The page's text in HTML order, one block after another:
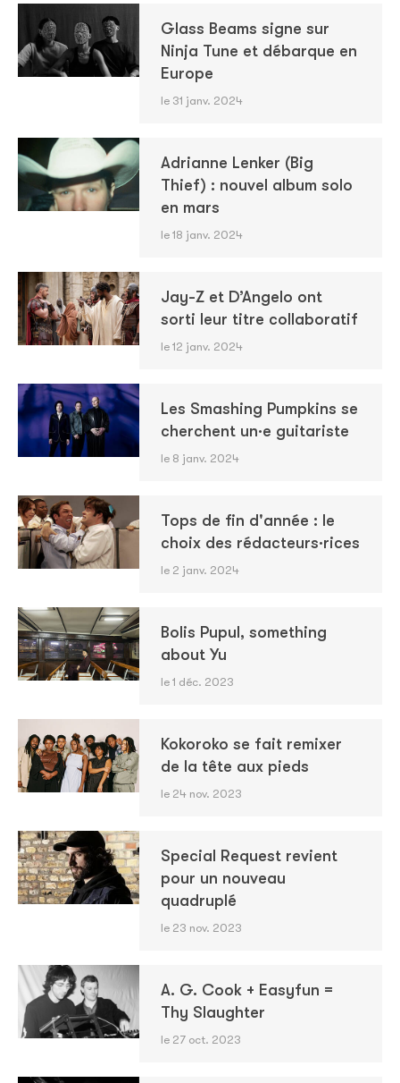
Glass Beams signe sur
Ninja Tune et débarque en
Europe
le 31 janv. 2024
Adrianne Lenker (Big
Thief) : nouvel album solo
en mars
le 18 janv. 2024
Jay-Z et D’Angelo ont
sorti leur titre collaboratif
le 12 janv. 2024
Les Smashing Pumpkins se
cherchent un·e guitariste
le 8 janv. 2024
Tops de fin d'année : le
choix des rédacteurs·rices
le 2 janv. 2024
Bolis Pupul, something
about Yu
le 1 déc. 2023
Kokoroko se fait remixer
de la tête aux pieds
le 24 nov. 2023
Special Request revient
pour un nouveau
quadruplé
le 23 nov. 2023
A. G. Cook + Easyfun =
Thy Slaughter
le 27 oct. 2023